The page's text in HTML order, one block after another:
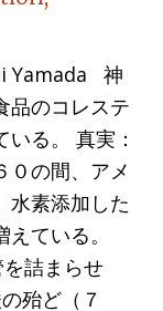
Yamada 神
品のコレステ
る。 真実：
０の間、アメ
水素添加した
ている。
詰まらせ
殆ど（７